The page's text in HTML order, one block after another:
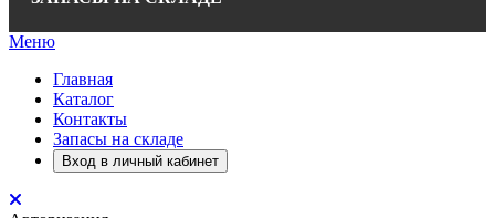
Меню
Главная
Каталог
Контакты
Запасы на складе
Вход в личный кабинет